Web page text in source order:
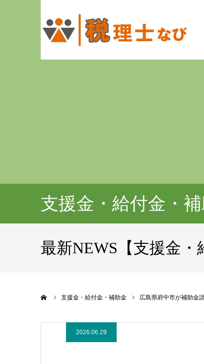
支援金・給付金・
最新NEWS【支援金・
支援金・給付金・補助金 広島県府中市が補助金
2026.06.29